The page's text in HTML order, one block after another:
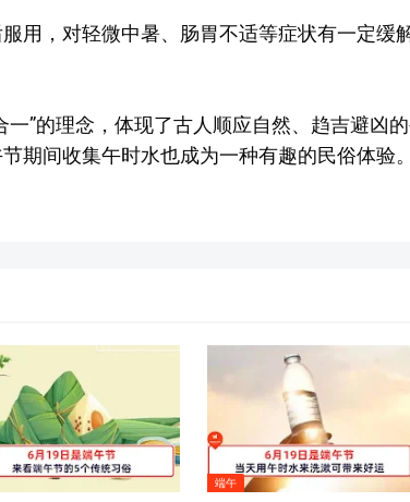
用，对轻微中暑、肠胃不适等症状有一定缓
”的理念，体现了古人顺应自然、趋吉避凶
期间收集午时水也成为一种有趣的民俗体验。
端午